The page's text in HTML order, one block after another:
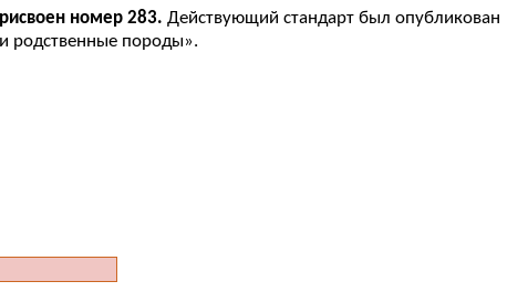
номер 283. Действующий стандарт был опубликован
родственные породы».